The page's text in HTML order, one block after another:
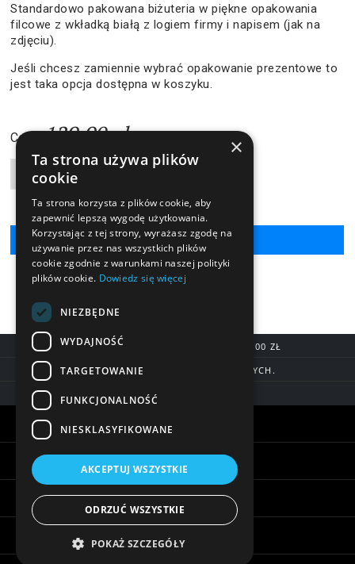
Standardowo pakowana biżuteria w piękne opakowania
filcowe z wkładką białą z logiem firmy i napisem (jak na
zdjęciu).
Jeśli chcesz zamiennie wybrać opakowanie prezentowe to
jest taka opcja dostępna w koszyku.
Cena: 129,90 zł
Liczba produktów
DARMOWA DOSTAWA OD 200,00 ZŁ
DOSTAWA DO 7 DNI ROBOCZYCH.
BLIK, SZYBKIE PRZELEWY
Informacje
×
Ta strona używa plików
cookie
Ta strona korzysta z plików cookie, aby
zapewnić lepszą wygodę użytkowania.
Korzystając z tej strony, wyrażasz zgodę na
używanie przez nas wszystkich plików
cookie zgodnie z warunkami naszej polityki
plików cookie. Dowiedz się więcej
NIEZBĘDNE
WYDAJNOŚĆ
TARGETOWANIE
FUNKCJONALNOŚĆ
NIESKLASYFIKOWANE
AKCEPTUJ WSZYSTKIE
ODRZUĆ WSZYSTKIE
POKAŻ SZCZEGÓŁY